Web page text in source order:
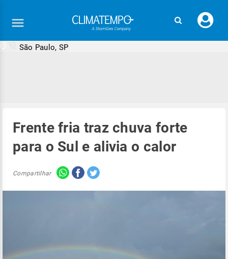
seu
São Paulo, SP
Frente fria traz chuva forte
para o Sul e alivia o calor
Compartilhar